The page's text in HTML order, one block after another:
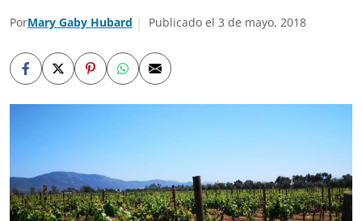
PorMary Gaby Hubard Publicado el 3 de mayo, 2018